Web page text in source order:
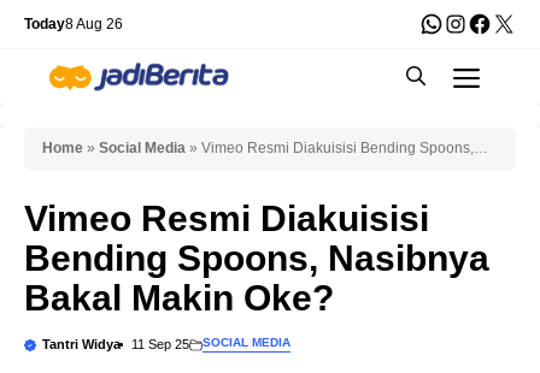
Skip
content
Today8 Aug 26 WhatsApp
X
Home » Social Media » Vimeo Resmi Diakuisisi Bending Spoons,
Vimeo Resmi Diakuisisi
Bending Spoons, Nasibnya
Bakal Makin Oke?
Tantri Widya 11 Sep 25 SOCIAL MEDIA